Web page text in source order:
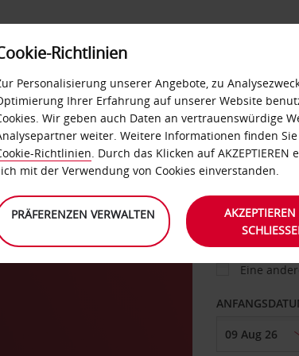
SELF-SERVICES
ABHOLEN VON
Eine
Richtlinien
Personalisierung unserer Angebote, zu
Ihrer Erfahrung auf unserer Website
Wir geben auch Daten an vertrauenswürdige
weiter. Weitere Informationen finden
Richtlinien. Durch das Klicken auf AKZEPTIEREN
mit der Verwendung von Cookies einverstanden.
PRÄFERENZEN VERWALTEN
SCHLIESSEN